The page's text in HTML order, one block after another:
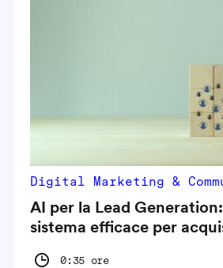
Digital Marketing &
AI per la Lead
sistema efficace per
0:35 ore